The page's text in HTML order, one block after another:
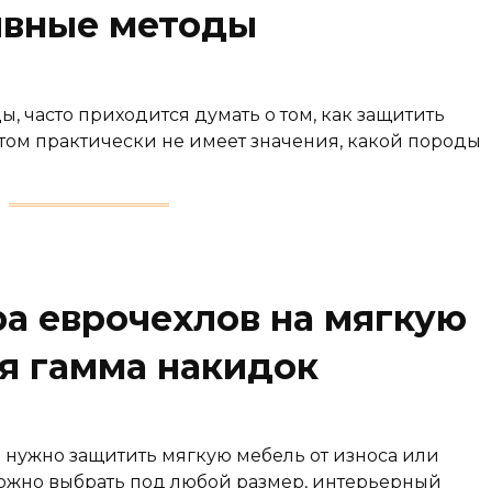
методы
часто приходится думать о том, как защитить
практически не имеет значения, какой породы
еврочехлов на мягкую
гамма накидок
нужно защитить мягкую мебель от износа или
выбрать под любой размер, интерьерный